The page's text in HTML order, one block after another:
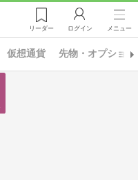
リーダー ログイン メニュー
仮想通貨 先物・オプション